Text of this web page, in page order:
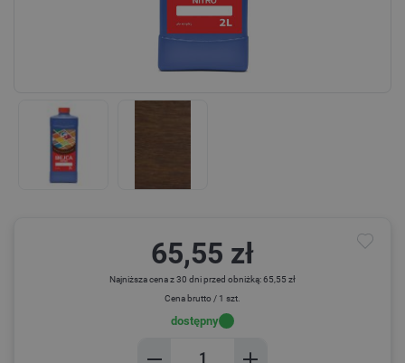
65,55 zł
Najniższa cena z 30 dni przed obniżką: 65,55 zł
Cena brutto / 1 szt.
dostępny